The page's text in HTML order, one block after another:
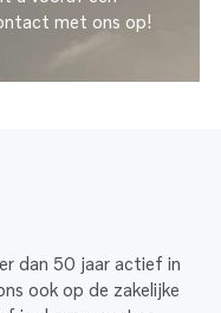
met ons op!
dan 50 jaar actief in
ook op de zakelijke